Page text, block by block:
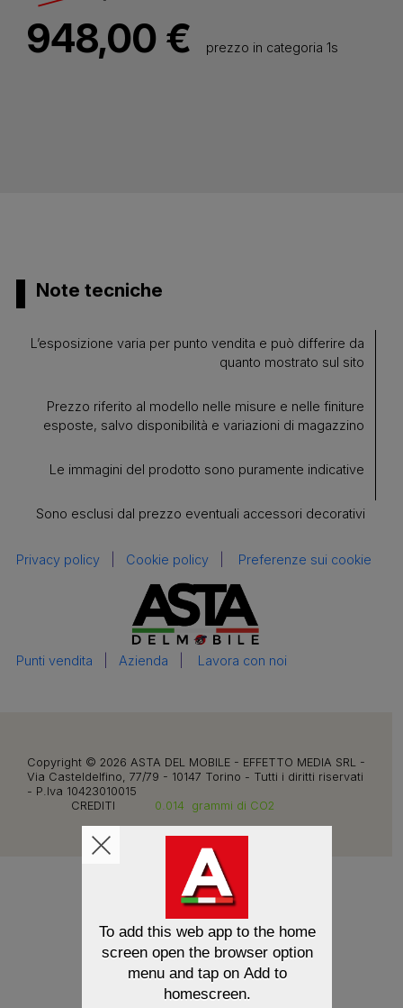
948,00 € prezzo in categoria 1s
Note tecniche
L’esposizione varia per punto vendita e può differire da
quanto mostrato sul sito
Prezzo riferito al modello nelle misure e nelle finiture
esposte, salvo disponibilità e variazioni di magazzino
Le immagini del prodotto sono puramente indicative
Sono esclusi dal prezzo eventuali accessori decorativi
Privacy policy Cookie policy Preferenze sui cookie
Punti vendita Azienda Lavora con noi
Copyright © 2026 ASTA DEL MOBILE - EFFETTO MEDIA SRL -
Via Casteldelfino, 77/79 - 10147 Torino - Tutti i diritti riservati
- P.Iva 10423010015
CREDITI
0.014 grammi di CO2
To add this web app to the home
screen open the browser option
menu and tap on Add to
homescreen.